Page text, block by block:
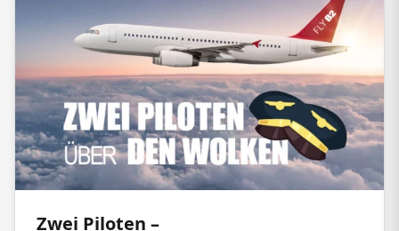
Zwei Piloten –